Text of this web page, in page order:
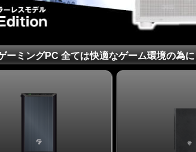
ーミングPC 全ては快適なゲーム環境の為に